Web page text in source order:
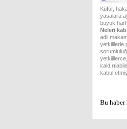
Küfür,
yasalara
büyük
Neleri
adli
yetkililerle
kabul etmiş
Bu haber